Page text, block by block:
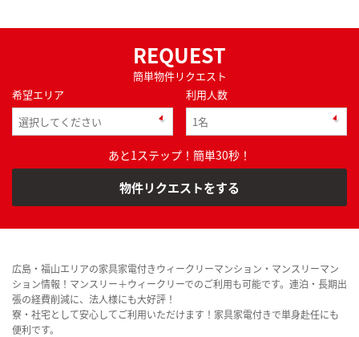
REQUEST
簡単物件リクエスト
希望エリア
利用人数
あと1ステップ！簡単30秒！
物件リクエストをする
広島・福山エリアの家具家電付きウィークリーマンション・マンスリーマン
ション情報！マンスリー＋ウィークリーでのご利用も可能です。連泊・長期出
張の経費削減に、法人様にも大好評！
寮・社宅として安心してご利用いただけます！家具家電付きで単身赴任にも
便利です。